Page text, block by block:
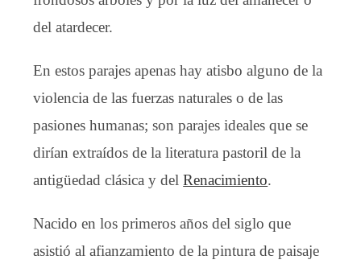
del atardecer.
En estos parajes apenas hay atisbo alguno de la
violencia de las fuerzas naturales o de las
pasiones humanas; son parajes ideales que se
dirían extraídos de la literatura pastoril de la
antigüedad clásica y delRenacimiento.
Nacido en los primeros años del siglo que
asistió al afianzamiento de la pintura de paisaje